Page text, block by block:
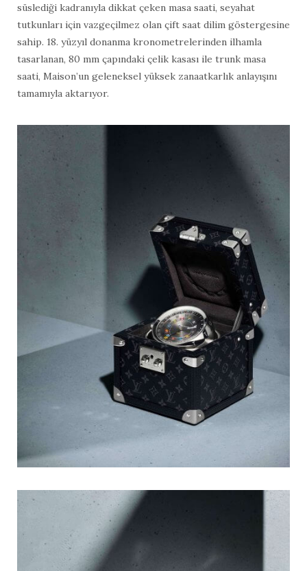
süslediği kadranıyla dikkat çeken masa saati, seyahat
tutkunları için vazgeçilmez olan çift saat dilim göstergesine
sahip. 18. yüzyıl donanma kronometrelerinden ilhamla
tasarlanan, 80 mm çapındaki çelik kasası ile trunk masa
saati, Maison’un geleneksel yüksek zanaatkarlık anlayışını
tamamıyla aktarıyor.